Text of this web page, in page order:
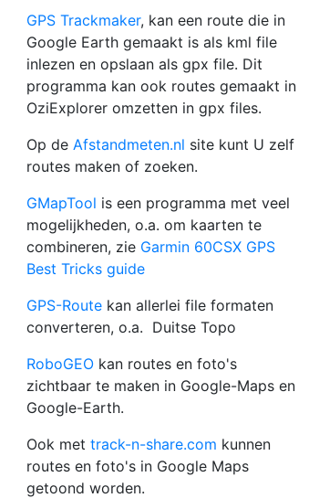
GPS Trackmaker, kan een route die in
Google Earth gemaakt is als kml file
inlezen en opslaan als gpx file. Dit
programma kan ook routes gemaakt in
OziExplorer omzetten in gpx files.
Op de Afstandmeten.nl site kunt U zelf
routes maken of zoeken.
GMapTool is een programma met veel
mogelijkheden, o.a. om kaarten te
combineren, zie Garmin 60CSX GPS
Best Tricks guide
GPS-Route kan allerlei file formaten
converteren, o.a. Duitse Topo
RoboGEO kan routes en foto's
zichtbaar te maken in Google-Maps en
Google-Earth.
Ook met track-n-share.com kunnen
routes en foto's in Google Maps
getoond worden.